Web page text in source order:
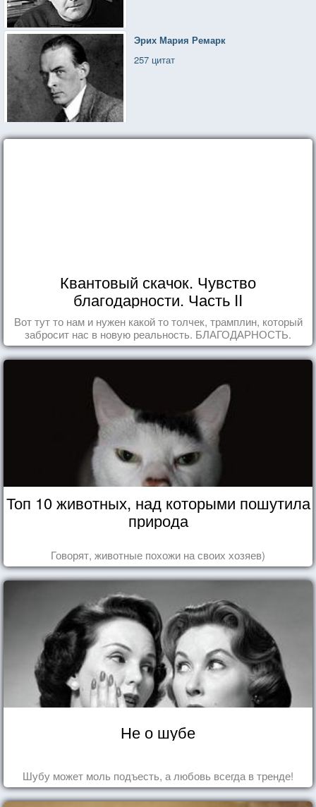
Эрих Мария Ремарк
257 цитат
Квантовый скачок. Чувство
благодарности. Часть II
Вот тут то нам и нужен какой то толчек, трамплин, который
забросит нас в новую реальность. БЛАГОДАРНОСТЬ.
Топ 10 животных, над которыми пошутила
природа
Говорят, животные похожи на своих хозяев)
Не о шубе
Шубу может моль подъесть, а любовь всегда в тренде!